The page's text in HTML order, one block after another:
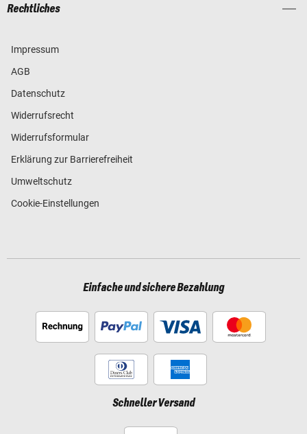
Rechtliches
Impressum
AGB
Datenschutz
Widerrufsrecht
Widerrufsformular
Erklärung zur Barrierefreiheit
Umweltschutz
Cookie-Einstellungen
Einfache und sichere Bezahlung
Schneller Versand